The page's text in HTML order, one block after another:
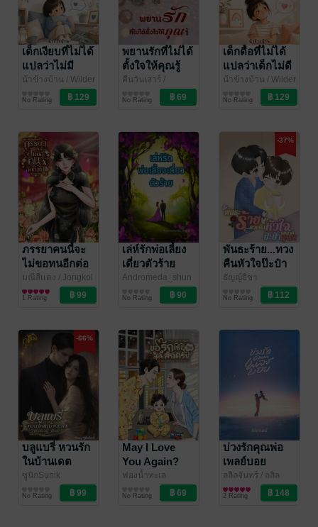
เด็กเงียบที่ไม่ได้
แปลว่าไม่มี
อะไรในใจ
น้าข้างบ้าน / Wilder
No Rating
พยานรักที่ไม่ได้
ตั้งใจให้คุณรู้
คืนวันเสาร์ /
No Rating
เด็กดื้อที่ไม่ได้
แปลว่าเด็กไม่ดี
น้าข้างบ้าน / Wilder
No Rating
ภรรยาคนนี้จะ
ไม่ขอทนอีกต่อ
ไป
มณีสีแดง / Jongkol
นิยายรักจีนโบราณ
1 Rating
เล่ห์รักพ่อเลี้ยง
เดี่ยวตัวร้าย
Andromeda_shun
Andromeda_shun/
นิยายโรมานซ์
No Rating
-37%
พันธะร้าย...ทวง
คืนหัวใจป๊ะป๋า
จอมเจ้าเล่ห์
ธัญญ์ธิชา
นิยายวาย Boy
Love / Yaoi
No Rating
-66%
บลูแบรี่ หวนรัก
ในบ้านเดต
(Blueberry
ซูนิกSunik
นิยายชีวิต/ดรามา
No Rating
May I Love
You Again?
...ขอรักเธออีก
ฟองน้ำทะเล
No Rating
บ่วงรักคุณพ่อ
เพลย์บอย
ลลิลจันทร์/ ลลิล
จันทรา
นิยายรัก
2 Rating